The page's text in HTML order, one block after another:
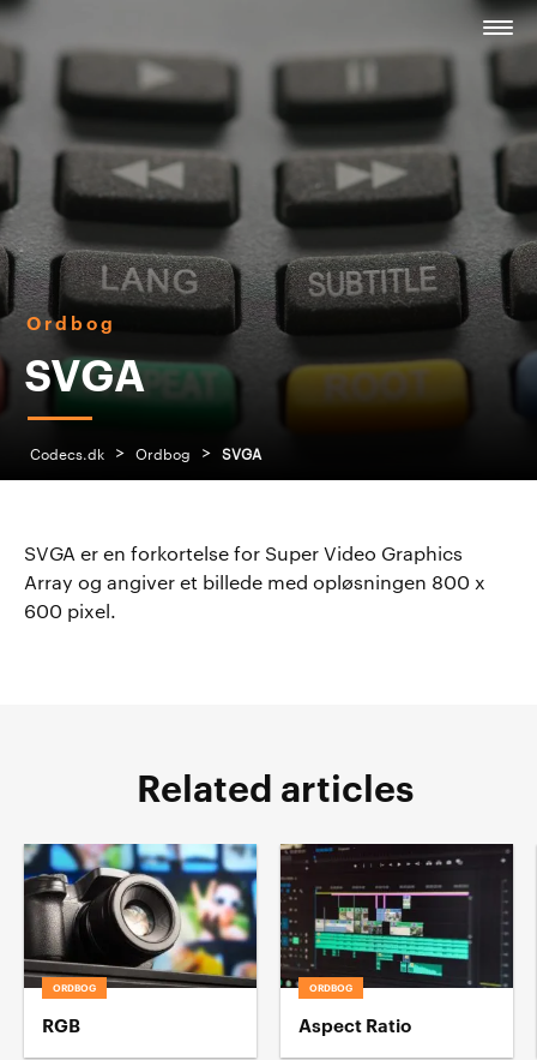
Ordbog
SVGA
Codecs.dk > Ordbog > SVGA
SVGA er en forkortelse for Super Video Graphics
Array og angiver et billede med opløsningen 800 x
600 pixel.
Related articles
ORDBOG
RGB
ORDBOG
Aspect Ratio